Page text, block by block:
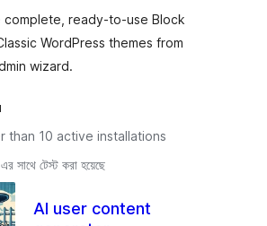
complete, ready-to-use Block
WordPress themes from
wizard.
than 10 active installations
সাথে টেস্ট করা হয়েছে
AI user content